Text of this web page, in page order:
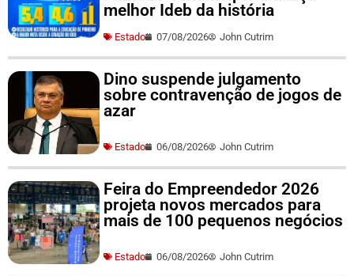
melhor Ideb da história
Estado 07/08/2026 John Cutrim
Dino suspende julgamento
sobre contravenção de jogos de
azar
Estado 06/08/2026 John Cutrim
Feira do Empreendedor 2026
projeta novos mercados para
mais de 100 pequenos negócios
Estado 06/08/2026 John Cutrim